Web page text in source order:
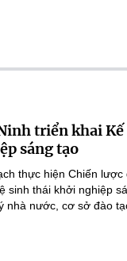
triển khai
sáng tạo
thực hiện Chiến
sinh thái khởi nghiệp
nhà nước, cơ sở đào